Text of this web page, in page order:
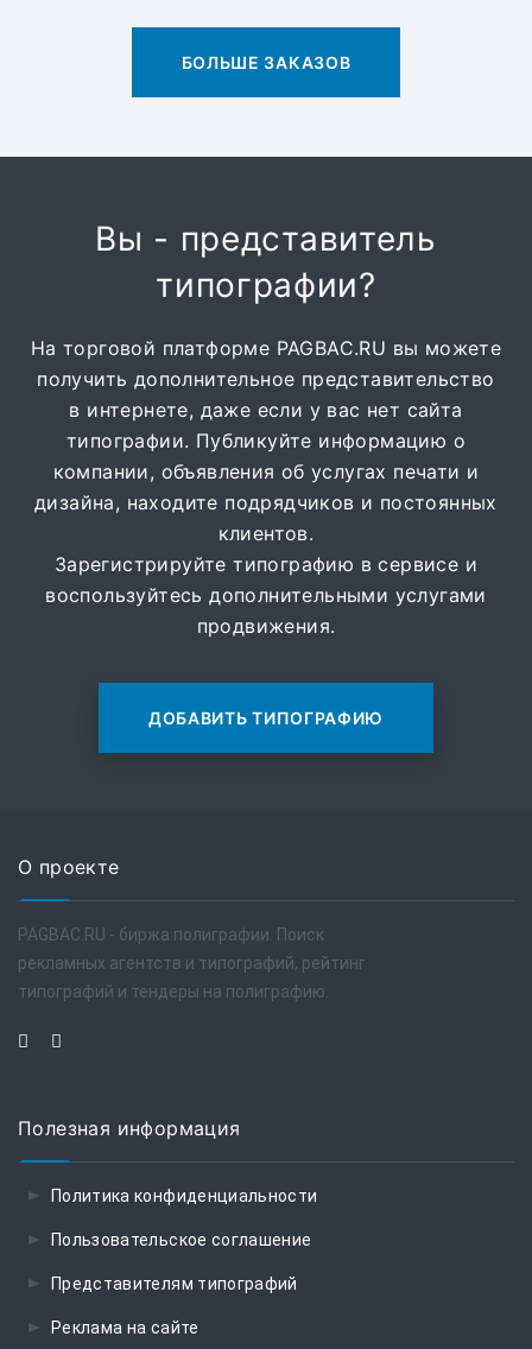
БОЛЬШЕ ЗАКАЗОВ
Вы - представитель
типографии?
На торговой платформе PAGBAC.RU вы можете
получить дополнительное представительство
в интернете, даже если у вас нет сайта
типографии. Публикуйте информацию о
компании, объявления об услугах печати и
дизайна, находите подрядчиков и постоянных
клиентов.
Зарегистрируйте типографию в сервисе и
воспользуйтесь дополнительными услугами
продвижения.
ДОБАВИТЬ ТИПОГРАФИЮ
О проекте
PAGBAC.RU - биржа полиграфии. Поиск
рекламных агентств и типографий, рейтинг
типографий и тендеры на полиграфию.
Полезная информация
Политика конфиденциальности
Пользовательское соглашение
Представителям типографий
Реклама на сайте